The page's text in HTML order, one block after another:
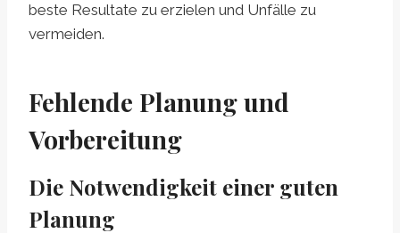
beste Resultate zu erzielen und Unfälle zu
vermeiden.
Fehlende Planung und
Vorbereitung
Die Notwendigkeit einer guten
Planung